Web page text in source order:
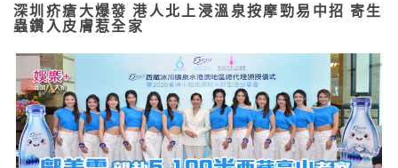
深圳疥瘡大爆發 港人北上浸溫泉按摩勁易中招 寄生
蟲鑽入皮膚惹全家